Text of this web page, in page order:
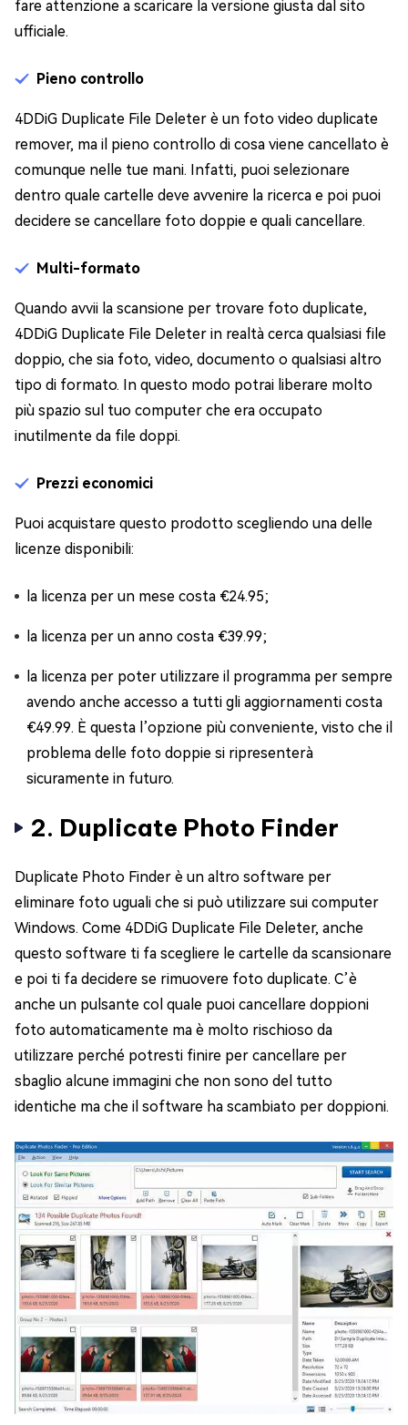
fare attenzione a scaricare la versione giusta dal sito
ufficiale.
Pieno controllo
4DDiG Duplicate File Deleter è un foto video duplicate
remover, ma il pieno controllo di cosa viene cancellato è
comunque nelle tue mani. Infatti, puoi selezionare
dentro quale cartelle deve avvenire la ricerca e poi puoi
decidere se cancellare foto doppie e quali cancellare.
Multi-formato
Quando avvii la scansione per trovare foto duplicate,
4DDiG Duplicate File Deleter in realtà cerca qualsiasi file
doppio, che sia foto, video, documento o qualsiasi altro
tipo di formato. In questo modo potrai liberare molto
più spazio sul tuo computer che era occupato
inutilmente da file doppi.
Prezzi economici
Puoi acquistare questo prodotto scegliendo una delle
licenze disponibili:
la licenza per un mese costa €24.95;
la licenza per un anno costa €39.99;
la licenza per poter utilizzare il programma per sempre
avendo anche accesso a tutti gli aggiornamenti costa
€49.99. È questa l’opzione più conveniente, visto che il
problema delle foto doppie si ripresenterà
sicuramente in futuro.
2. Duplicate Photo Finder
Duplicate Photo Finder è un altro software per
eliminare foto uguali che si può utilizzare sui computer
Windows. Come 4DDiG Duplicate File Deleter, anche
questo software ti fa scegliere le cartelle da scansionare
e poi ti fa decidere se rimuovere foto duplicate. C’è
anche un pulsante col quale puoi cancellare doppioni
foto automaticamente ma è molto rischioso da
utilizzare perché potresti finire per cancellare per
sbaglio alcune immagini che non sono del tutto
identiche ma che il software ha scambiato per doppioni.